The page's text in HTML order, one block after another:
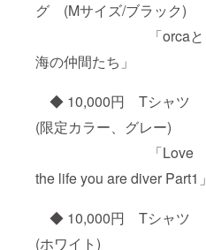
グ (Mサイズ/ブラック)
「orcaと
海の仲間たち」
◆ 10,000円 Tシャツ
(限定カラー、グレー)
「Love
the life you are diver Part1」
◆ 10,000円 Tシャツ
(ホワイト)